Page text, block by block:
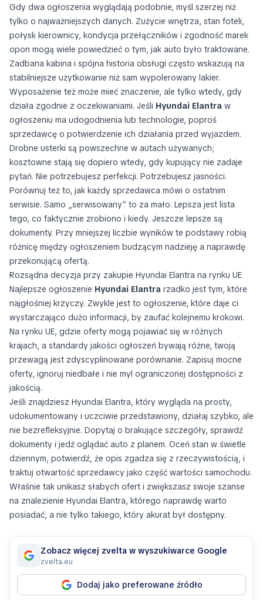
Gdy dwa ogłoszenia wyglądają podobnie, myśl szerzej niż
tylko o najważniejszych danych. Zużycie wnętrza, stan foteli,
połysk kierownicy, kondycja przełączników i zgodność marek
opon mogą wiele powiedzieć o tym, jak auto było traktowane.
Zadbana kabina i spójna historia obsługi często wskazują na
stabilniejsze użytkowanie niż sam wypolerowany lakier.
Wyposażenie też może mieć znaczenie, ale tylko wtedy, gdy
działa zgodnie z oczekiwaniami. Jeśli Hyundai Elantra w
ogłoszeniu ma udogodnienia lub technologie, poproś
sprzedawcę o potwierdzenie ich działania przed wyjazdem.
Drobne usterki są powszechne w autach używanych;
kosztowne stają się dopiero wtedy, gdy kupujący nie zadaje
pytań. Nie potrzebujesz perfekcji. Potrzebujesz jasności.
Porównuj też to, jak każdy sprzedawca mówi o ostatnim
serwisie. Samo „serwisowany” to za mało. Lepsza jest lista
tego, co faktycznie zrobiono i kiedy. Jeszcze lepsze są
dokumenty. Przy mniejszej liczbie wyników te podstawy robią
różnicę między ogłoszeniem budzącym nadzieję a naprawdę
przekonującą ofertą.
Rozsądna decyzja przy zakupie Hyundai Elantra na rynku UE
Najlepsze ogłoszenie Hyundai Elantra rzadko jest tym, które
najgłośniej krzyczy. Zwykle jest to ogłoszenie, które daje ci
wystarczająco dużo informacji, by zaufać kolejnemu krokowi.
Na rynku UE, gdzie oferty mogą pojawiać się w różnych
krajach, a standardy jakości ogłoszeń bywają różne, twoją
przewagą jest zdyscyplinowane porównanie. Zapisuj mocne
oferty, ignoruj niedbałe i nie myl ograniczonej dostępności z
jakością.
Jeśli znajdziesz Hyundai Elantra, który wygląda na prosty,
udokumentowany i uczciwie przedstawiony, działaj szybko, ale
nie bezrefleksyjnie. Dopytaj o brakujące szczegóły, sprawdź
dokumenty i jedź oglądać auto z planem. Oceń stan w świetle
dziennym, potwierdź, że opis zgadza się z rzeczywistością, i
traktuj otwartość sprzedawcy jako część wartości samochodu.
Właśnie tak unikasz słabych ofert i zwiększasz swoje szanse
na znalezienie Hyundai Elantra, którego naprawdę warto
posiadać, a nie tylko takiego, który akurat był dostępny.
Zobacz więcej zvelta w wyszukiwarce Google
zvelta.eu
Dodaj jako preferowane źródło